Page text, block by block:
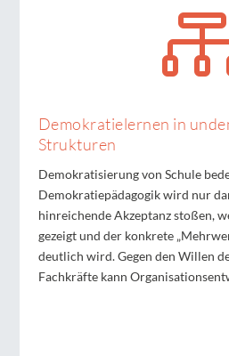
Demokratielernen in
Strukturen
Demokratisierung von Schule
Demokratiepädagogik wird nur
hinreichende Akzeptanz stoßen,
gezeigt und der konkrete
deutlich wird. Gegen den Willen
Fachkräfte kann